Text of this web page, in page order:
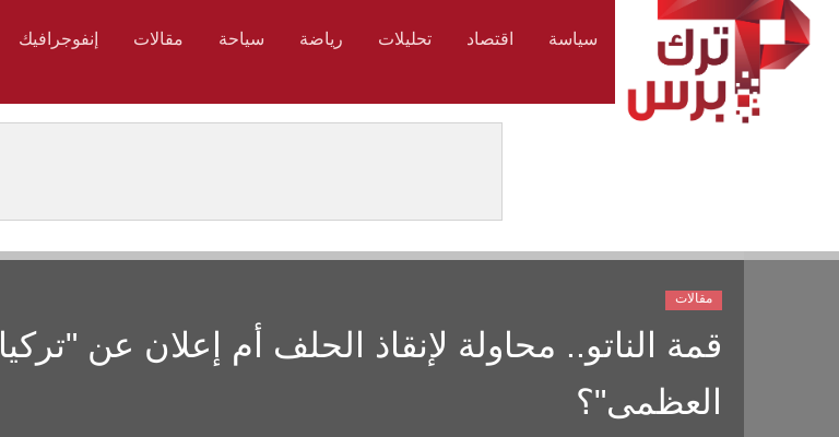
سياسة اقتصاد تحليلات رياضة سياحة مقالات إنفوجرافيك
قمة الناتو.. محاولة لإنقاذ الحلف أم إعلان عن "تركيا
العظمى"؟
مقالات